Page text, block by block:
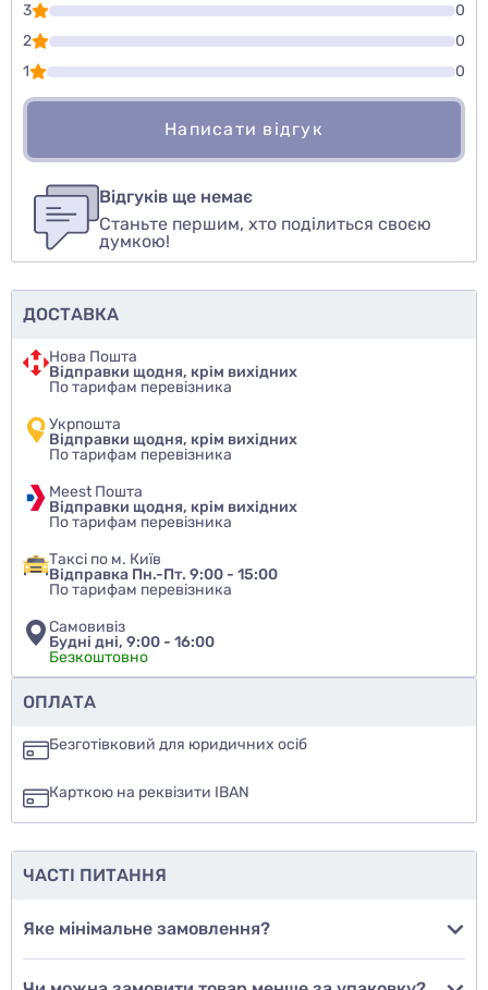
3
0
2
0
1
0
Написати відгук
авторизуйтесьили войдите
Оцінити товар
Чи рекомендуєте ви цей товар
так
ще не знаю
Відгуків ще немає
Станьте першим, хто поділиться своєю
думкою!
ДОСТАВКА
Нова Пошта
Відправки щодня, крім вихідних
По тарифам перевізника
Укрпошта
Відправки щодня, крім вихідних
По тарифам перевізника
Meest Пошта
Відправки щодня, крім вихідних
По тарифам перевізника
Таксі по м. Київ
Відправка Пн.-Пт. 9:00 - 15:00
По тарифам перевізника
Самовивіз
Будні дні, 9:00 - 16:00
Безкоштовно
ОПЛАТА
Безготівковий для юридичних осіб
Карткою на реквізити IBAN
ЧАСТІ ПИТАННЯ
Яке мінімальне замовлення?